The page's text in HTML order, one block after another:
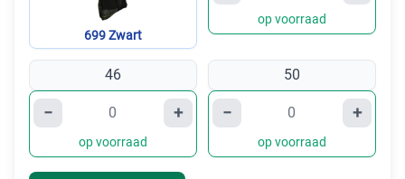
699 Zwart
op voorraad
46
− +
op voorraad
50
− +
op voorraad